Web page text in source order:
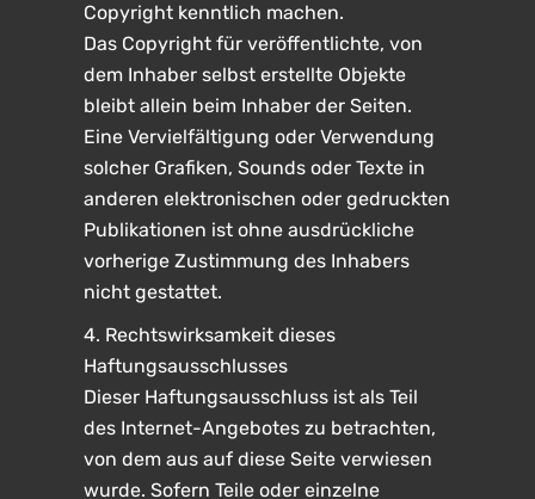
Copyright kenntlich machen.
Das Copyright für veröffentlichte, von
dem Inhaber selbst erstellte Objekte
bleibt allein beim Inhaber der Seiten.
Eine Vervielfältigung oder Verwendung
solcher Grafiken, Sounds oder Texte in
anderen elektronischen oder gedruckten
Publikationen ist ohne ausdrückliche
vorherige Zustimmung des Inhabers
nicht gestattet.
4. Rechtswirksamkeit dieses
Haftungsausschlusses
Dieser Haftungsausschluss ist als Teil
des Internet-Angebotes zu betrachten,
von dem aus auf diese Seite verwiesen
wurde. Sofern Teile oder einzelne